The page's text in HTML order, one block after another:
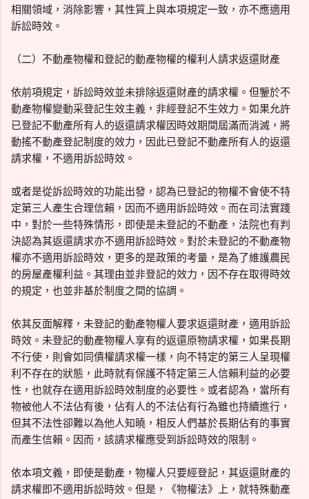
相關領域，消除影響，其性質上與本項規定一致，亦不應適用
訴訟時效。
（二）不動產物權和登記的動產物權的權利人請求返還財產
依前項規定，訴訟時效並未排除返還財產的請求權。但鑒於不
動產物權變動采登記生效主義，非經登記不生效力。如果允許
已登記不動產所有人的返還請求權因時效期間屆滿而消滅，將
動搖不動產登記制度的效力，因此已登記不動產所有人的返還
請求權，不適用訴訟時效。
或者是從訴訟時效的功能出發，認為已登記的物權不會使不特
定第三人產生合理信賴，因而不適用訴訟時效。而在司法實踐
中，對於一些特殊情形，即使是未登記的不動產，法院也有判
決認為其返還請求亦不適用訴訟時效。對於未登記的不動產物
權亦不適用訴訟時效，更多的是政策的考量，是為了維護農民
的房屋產權利益。其理由並非登記的效力，因不存在取得時效
的規定，也並非基於制度之間的協調。
依其反面解釋，未登記的動產物權人要求返還財產，適用訴訟
時效。未登記的動產物權人享有的返還原物請求權，如果長期
不行使，則會如同債權請求權一樣，向不特定的第三人呈現權
利不存在的狀態，此時就有保護不特定第三人信賴利益的必要
性，也就存在適用訴訟時效制度的必要性。或者認為，當所有
物被他人不法佔有後，佔有人的不法佔有行為雖也持續進行，
但其不法性卻難以為他人知曉，相反人們基於長期佔有的事實
而產生信賴。因而，該請求權應受到訴訟時效的限制。
依本項文義，即使是動產，物權人只要經登記，其返還財產的
請求權即不適用訴訟時效。但是，《物權法》上，就特殊動產